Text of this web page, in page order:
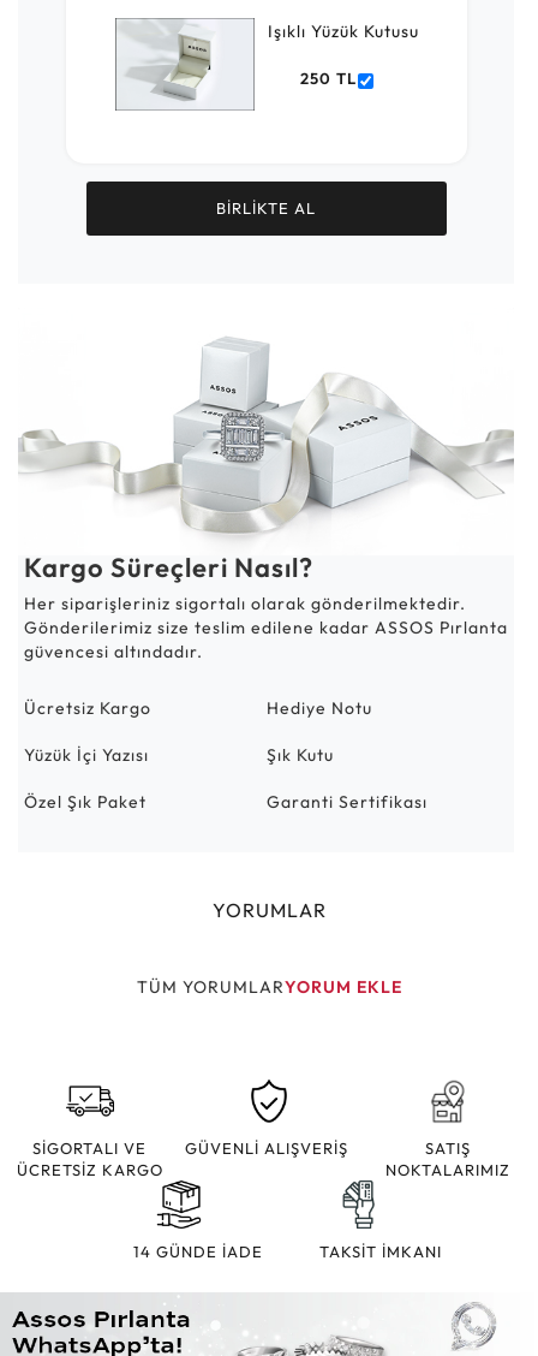
Işıklı Yüzük Kutusu
250 TL
BİRLİKTE AL
Kargo Süreçleri Nasıl?
Her siparişleriniz sigortalı olarak gönderilmektedir.
Gönderilerimiz size teslim edilene kadar ASSOS Pırlanta
güvencesi altındadır.
Ücretsiz Kargo Hediye Notu
Yüzük İçi Yazısı Şık Kutu
Özel Şık Paket Garanti Sertifikası
YORUMLAR
TÜM YORUMLARYORUM EKLE
SİGORTALI VE
ÜCRETSİZ KARGO
GÜVENLİ ALIŞVERİŞ
SATIŞ
NOKTALARIMIZ
14 GÜNDE İADE TAKSİT İMKANI